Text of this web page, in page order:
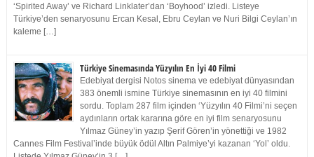
‘Spirited Away’ ve Richard Linklater’dan ‘Boyhood’ izledi. Listeye
Türkiye’den senaryosunu Ercan Kesal, Ebru Ceylan ve Nuri Bilgi Ceylan’ın
kaleme […]
Türkiye Sinemasında Yüzyılın En İyi 40 Filmi
Edebiyat dergisi Notos sinema ve edebiyat dünyasından
383 önemli ismine Türkiye sinemasının en iyi 40 filmini
sordu. Toplam 287 film içinden ‘Yüzyılın 40 Filmi’ni seçen
aydınların ortak kararına göre en iyi film senaryosunu
Yılmaz Güney’in yazıp Şerif Gören’in yönettiği ve 1982
Cannes Film Festival’inde büyük ödül Altın Palmiye’yi kazanan ‘Yol’ oldu.